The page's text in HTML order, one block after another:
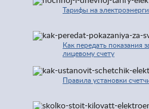
Тарифы на
Как передать показания
лицевому счету
Правила установки